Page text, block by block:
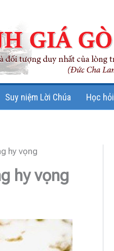
Suy niệm Lời Chúa Học hỏi
hy vọng
hy vọng